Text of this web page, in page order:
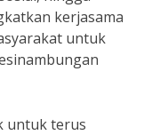
kerjasama
untuk
untuk terus